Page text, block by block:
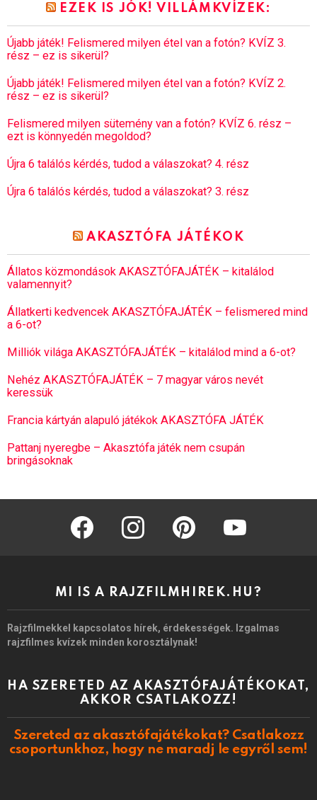
EZEK IS JÓK! VILLÁMKVÍZEK:
Újabb játék! Felismered milyen étel van a fotón? KVÍZ 3.
rész – ez is sikerül?
Újabb játék! Felismered milyen étel van a fotón? KVÍZ 2.
rész – ez is sikerül?
Felismered milyen sütemény van a fotón? KVÍZ 6. rész –
ezt is könnyedén megoldod?
Újra 6 találós kérdés, tudod a válaszokat? 4. rész
Újra 6 találós kérdés, tudod a válaszokat? 3. rész
AKASZTÓFA JÁTÉKOK
Állatos közmondások AKASZTÓFAJÁTÉK – kitalálod
valamennyit?
Állatkerti kedvencek AKASZTÓFAJÁTÉK – felismered mind
a 6-ot?
Milliók világa AKASZTÓFAJÁTÉK – kitalálod mind a 6-ot?
Nehéz AKASZTÓFAJÁTÉK – 7 magyar város nevét
keressük
Francia kártyán alapuló játékok AKASZTÓFA JÁTÉK
Pattanj nyeregbe – Akasztófa játék nem csupán
bringásoknak
facebook instagram pinterest
MI IS A RAJZFILMHIREK.HU?
Rajzfilmekkel kapcsolatos hírek, érdekességek. Izgalmas
rajzfilmes kvízek minden korosztálynak!
HA SZERETED AZ AKASZTÓFAJÁTÉKOKAT,
AKKOR CSATLAKOZZ!
Szereted az akasztófajátékokat? Csatlakozz
csoportunkhoz, hogy ne maradj le egyről sem!